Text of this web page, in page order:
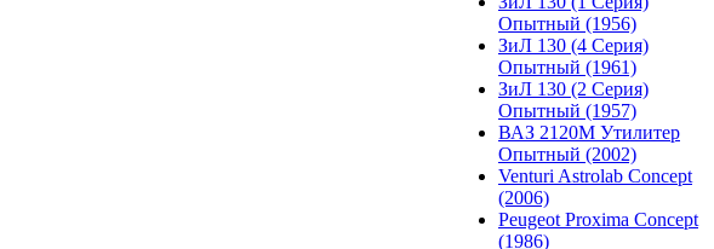
Опытный (1956)
ЗиЛ 130 (4 Серия)
Опытный (1961)
ЗиЛ 130 (2 Серия)
Опытный (1957)
ВАЗ 2120М Утилитер
Опытный (2002)
Venturi Astrolab Concept
(2006)
Peugeot Proxima Concept
(1986)